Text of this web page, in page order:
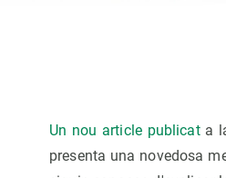
Un nou article publicata
presenta una novedosa